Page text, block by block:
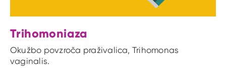
Trihomoniaza
Okužbo povzroča praživalica, Trihomonas
vaginalis.